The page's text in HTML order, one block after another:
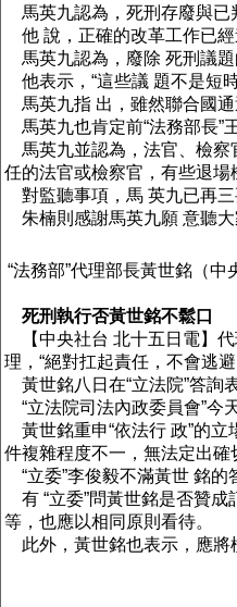
馬英九認為，死刑存廢與已
他 說，正確的改革工作已經
馬英九認為，廢除 死刑議題
他表示，“這些議 題不是短
馬英九指 出，雖然聯合國通
馬英九也肯定前“法務部長”
馬英九並認為，法官、檢察
任的法官或檢察官，有些退場
對監聽事項，馬 英九已再三
朱楠則感謝馬英九願 意聽大
“法務部”代理部長黃世銘（中
死刑執行否黃世銘不鬆口
【中央社台 北十五日電】代
理，“絕對扛起責任，不會逃避
黃世銘八日在“立法院”答詢
“立法院司法內政委員會”今
黃世銘重申“依法行 政”的立
件複雜程度不一，無法定出確
“立委”李俊毅不滿黃世 銘的
有 “立委”問黃世銘是否贊成
等，也應以相同原則看待。
此外，黃世銘也表示，應將